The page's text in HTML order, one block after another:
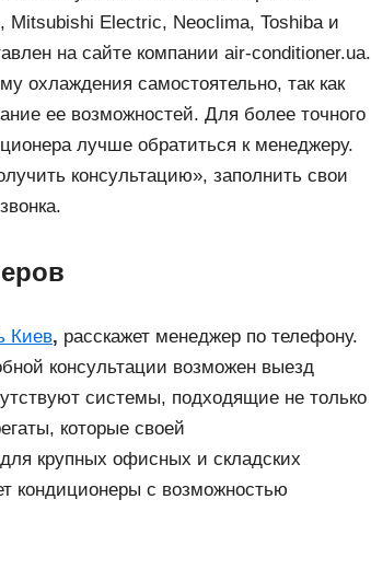
Mitsubishi Electric, Neoclima, Toshiba и
на сайте компании air-conditioner.ua.
охлаждения самостоятельно, так как
ее возможностей. Для более точного
лучше обратиться к менеджеру.
консультацию», заполнить свои
Киев, расскажет менеджер по телефону.
консультации возможен выезд
системы, подходящие не только
которые своей
крупных офисных и складских
кондиционеры с возможностью